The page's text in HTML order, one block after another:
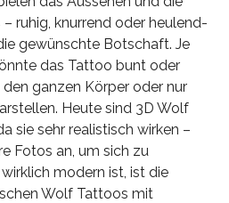
ruhig, knurrend oder heulend-
gewünschte Botschaft. Je
das Tattoo bunt oder
ganzen Körper oder nur
Heute sind 3D Wolf
sie sehr realistisch wirken –
Fotos an, um sich zu
modern ist, ist die
Wolf Tattoos mit